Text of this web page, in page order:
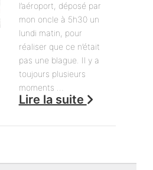
l’aéroport, déposé par
mon oncle à 5h30 un
lundi matin, pour
réaliser que ce n’était
pas une blague. Il y a
toujours plusieurs
moments …
Lire la suite